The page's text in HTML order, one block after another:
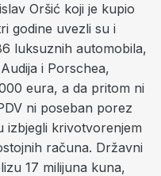
Oršić koji je kupio
godine uvezli su i
luksuznih automobila,
i Porschea,
eura, a da pritom ni
ni poseban porez
izbjegli krivotvorenjem
računa. Državni
17 milijuna kuna,